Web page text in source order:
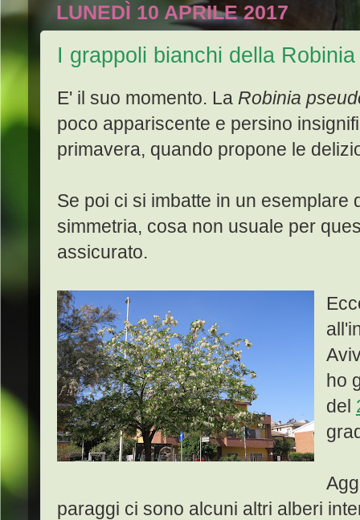
LUNEDÌ 10 APRILE 2017
I grappoli bianchi della Robinia
E' il suo momento. La Robinia
poco appariscente e persino
primavera, quando propone le
Se poi ci si imbatte in un esemplare
simmetria, cosa non usuale per
assicurato.
ho
del
paraggi ci sono alcuni altri alberi